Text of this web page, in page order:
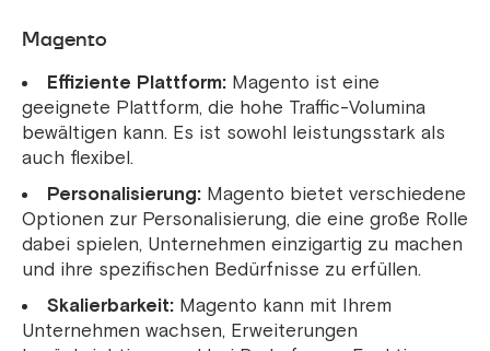
Magento
Effiziente Plattform: Magento ist eine
geeignete Plattform, die hohe Traffic-Volumina
bewältigen kann. Es ist sowohl leistungsstark als
auch flexibel.
Personalisierung: Magento bietet verschiedene
Optionen zur Personalisierung, die eine große Rolle
dabei spielen, Unternehmen einzigartig zu machen
und ihre spezifischen Bedürfnisse zu erfüllen.
Skalierbarkeit: Magento kann mit Ihrem
Unternehmen wachsen, Erweiterungen